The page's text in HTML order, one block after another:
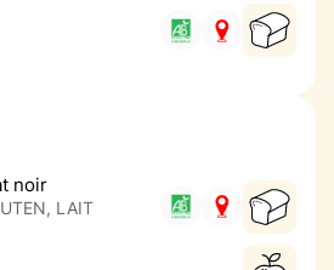
noir
LAIT